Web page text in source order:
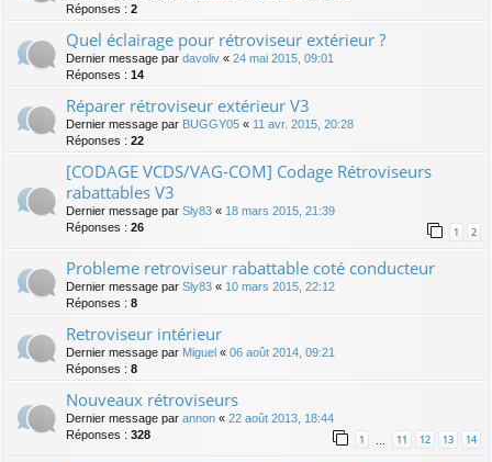
Réponses : 2
Quel éclairage pour rétroviseur extérieur ?
Dernier message par davoliv « 24 mai 2015, 09:01
Réponses : 14
Réparer rétroviseur extérieur V3
Dernier message par BUGGY05 « 11 avr. 2015, 20:28
Réponses : 22
[CODAGE VCDS/VAG-COM] Codage Rétroviseurs
rabattables V3
Dernier message par Sly83 « 18 mars 2015, 21:39
Réponses : 26 1 2
Probleme retroviseur rabattable coté conducteur
Dernier message par Sly83 « 10 mars 2015, 22:12
Réponses : 8
Retroviseur intérieur
Dernier message par Miguel « 06 août 2014, 09:21
Réponses : 8
Nouveaux rétroviseurs
Dernier message par annon « 22 août 2013, 18:44
Réponses : 328 1 11 12 13 14